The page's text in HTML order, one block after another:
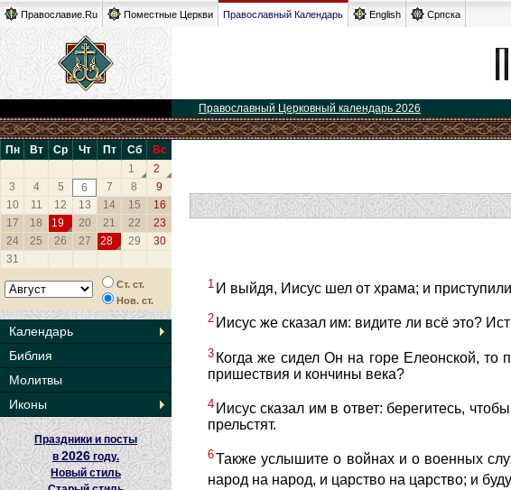
Православие.Ru Поместные Церкви Православный Календарь English Српска
Православный Церковный календарь 2026
Пн Вт Ср Чт Пт Сб
Вс
1
2
3
4 5 6 7 8
9
10
11 12 13 14 15
16
17
18 19 20 21 22
23
24
25 26 27 28 29
30
31
Ст. ст.
Нов. ст.
Календарь
Библия
Молитвы
Иконы
Праздники и посты
в2026 году.
Новый стиль
1 И выйдя, Иисус шел от храма; и
2 Иисус же сказал им: видите ли всё это?
3 Когда же сидел Он на горе Елеонской, то
пришествия и кончины века?
4 Иисус сказал им в ответ: берегитесь,
прельстят.
6Также услышите о войнах и о военных
народ на народ, и царство на царство; и